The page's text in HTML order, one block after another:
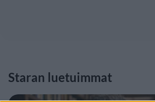
Staran luetuimmat